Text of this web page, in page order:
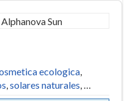
ecologica,
,solares naturales, …